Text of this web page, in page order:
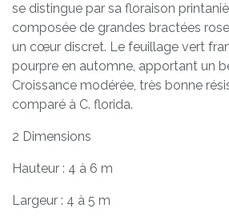
se distingue par sa floraison
composée de grandes bractées
un cœur discret. Le feuillage vert
pourpre en automne, apportant un
Croissance modérée, très bonne
comparé à C. florida.
2 Dimensions
Hauteur : 4 à 6 m
Largeur : 4 à 5 m